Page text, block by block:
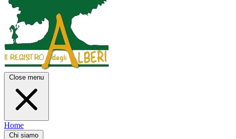
Close menu
Home
Chi siamo